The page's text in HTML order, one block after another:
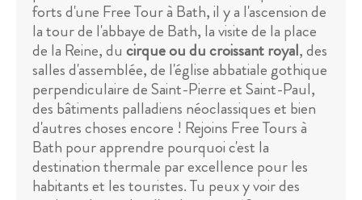
forts d'une Free Tour à Bath, il y a l'ascension de
la tour de l'abbaye de Bath, la visite de la place
de la Reine, du cirque ou du croissant royal, des
salles d'assemblée, de l'église abbatiale gothique
perpendiculaire de Saint-Pierre et Saint-Paul,
des bâtiments palladiens néoclassiques et bien
d'autres choses encore ! Rejoins Free Tours à
Bath pour apprendre pourquoi c'est la
destination thermale par excellence pour les
habitants et les touristes. Tu peux y voir des